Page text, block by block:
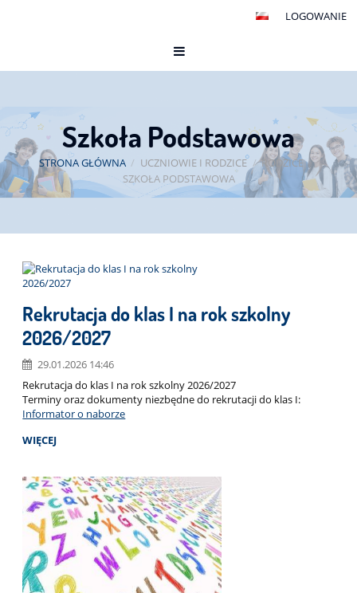
LOGOWANIE
Szkoła Podstawowa
STRONA GŁÓWNA / UCZNIOWIE I RODZICE / RODZICE /
SZKOŁA PODSTAWOWA
Szkoła
Podstawowa
Rekrutacja do klas I na rok szkolny
2026/2027
29.01.2026 14:46
Rekrutacja do klas I na rok szkolny 2026/2027
Terminy oraz dokumenty niezbędne do rekrutacji do klas I:
Informator o naborze
WIĘCEJ